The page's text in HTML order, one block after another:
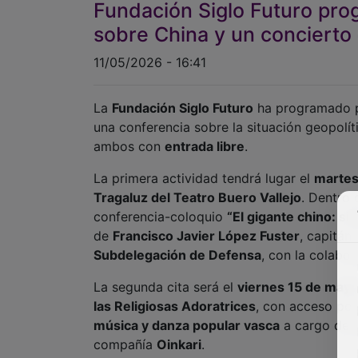
LaFundación Siglo Futuro ha programado
una conferencia sobre la situación
La primera actividad tendrá lugar el
Tragaluz del Teatro Buero Vallejo .
conferencia-coloquio“El gigante chino:
de Francisco Javier López Fuster , capitán
Subdelegación de Defensa, con la
La segunda cita será elviernes 15 de mayo
las Religiosas Adoratrices, con acceso por
música y danza popular vascaa cargo de
compañíaOinkari.
Al comienzo de este acto se rendirá
en Guadalajaray a la directora deBilbao
Bilbao Musika del Ayuntamiento de Bilbao